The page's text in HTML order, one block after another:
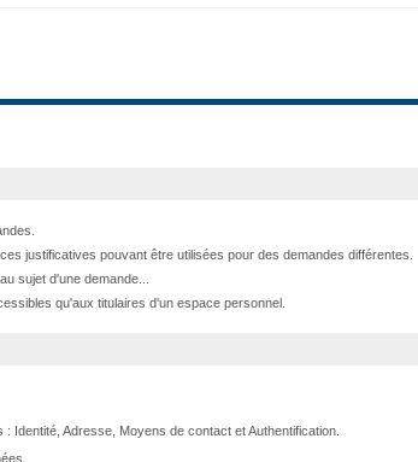
justificatives pouvant être utilisées pour des demandes différentes.
sujet d'une demande...
qu'aux titulaires d'un espace personnel.
: Identité, Adresse, Moyens de contact et Authentification.